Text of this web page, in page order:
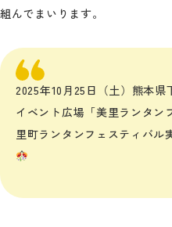
組んでまいります。
2025年10月25日（土）熊本
イベント広場「美里ランタン
里町ランタンフェスティバル